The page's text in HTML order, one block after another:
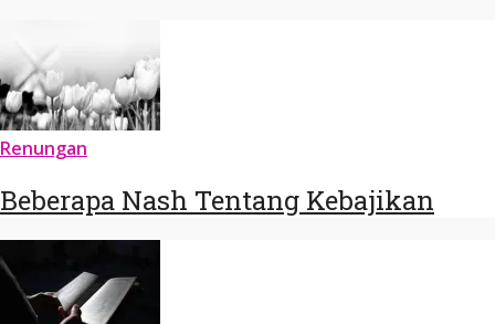
Renungan
Beberapa Nash Tentang Kebajikan